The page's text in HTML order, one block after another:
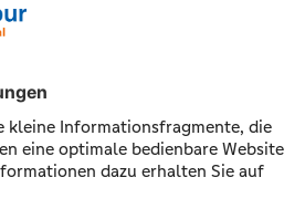
Weiter